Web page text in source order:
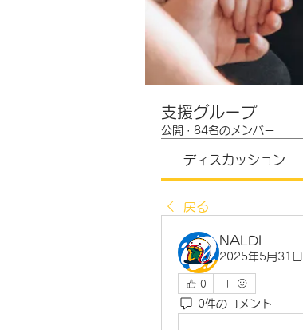
支援グループ
公開 · 84名のメンバー
ディスカッション
戻る
NALDI
2025年5月31日
0
0件のコメント